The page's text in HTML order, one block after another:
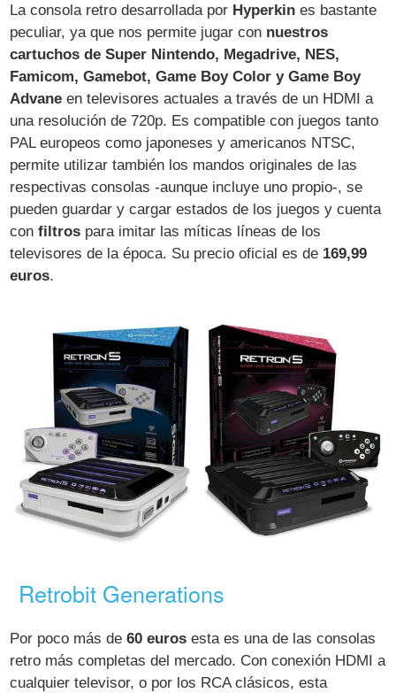
La consola retro desarrollada por Hyperkin es bastante
peculiar, ya que nos permite jugar con nuestros
cartuchos de Super Nintendo, Megadrive, NES,
Famicom, Gamebot, Game Boy Color y Game Boy
Advane en televisores actuales a través de un HDMI a
una resolución de 720p. Es compatible con juegos tanto
PAL europeos como japoneses y americanos NTSC,
permite utilizar también los mandos originales de las
respectivas consolas -aunque incluye uno propio-, se
pueden guardar y cargar estados de los juegos y cuenta
confiltros para imitar las míticas líneas de los
televisores de la época. Su precio oficial es de 169,99
euros.
Retrobit Generations
Por poco más de60 euros esta es una de las consolas
retro más completas del mercado. Con conexión HDMI a
cualquier televisor, o por los RCA clásicos, esta